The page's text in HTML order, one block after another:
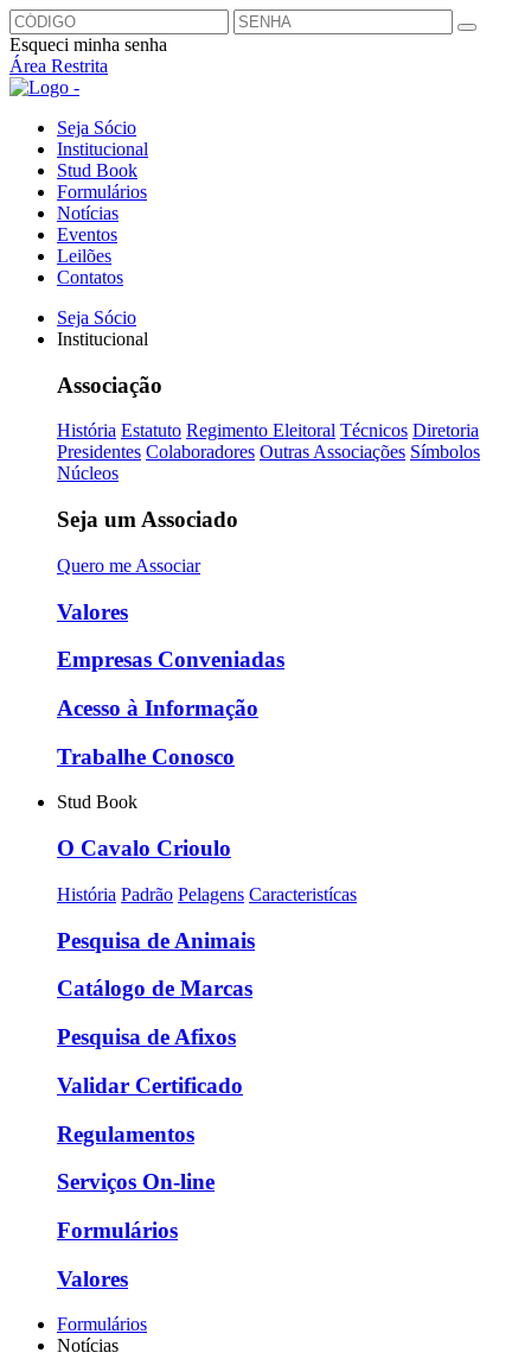
Esqueci minha senha
Área Restrita
Seja Sócio
Institucional
Stud Book
Formulários
Notícias
Eventos
Leilões
Contatos
Seja Sócio
Institucional
Associação
História Estatuto Regimento Eleitoral Técnicos Diretoria
Presidentes Colaboradores Outras Associações Símbolos
Núcleos
Seja um Associado
Quero me Associar
Valores
Empresas Conveniadas
Acesso à Informação
Trabalhe Conosco
Stud Book
O Cavalo Crioulo
História Padrão Pelagens Caracteristícas
Pesquisa de Animais
Catálogo de Marcas
Pesquisa de Afixos
Validar Certificado
Regulamentos
Serviços On-line
Formulários
Valores
Formulários
Notícias